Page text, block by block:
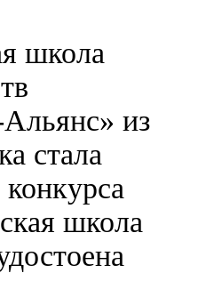
школа
из
стала
школа